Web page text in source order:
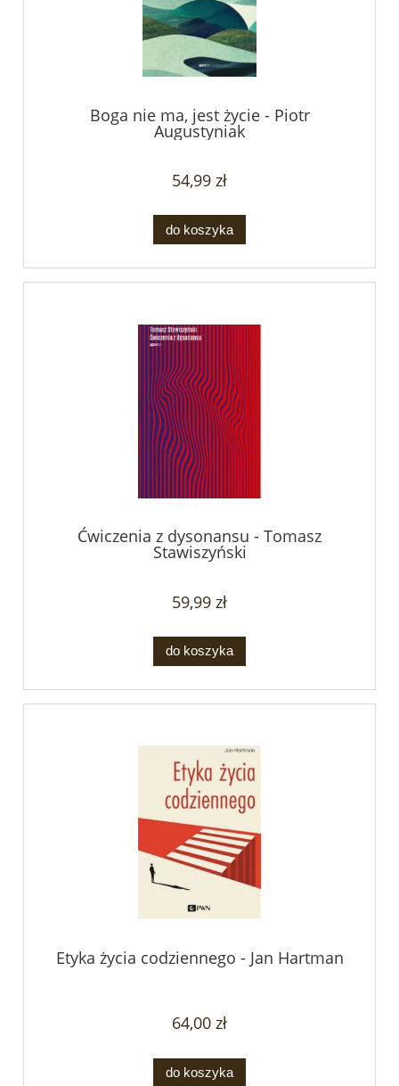
Boga nie ma, jest życie - Piotr
Augustyniak
54,99 zł
do koszyka
Ćwiczenia z dysonansu - Tomasz
Stawiszyński
59,99 zł
do koszyka
Etyka życia codziennego - Jan Hartman
64,00 zł
do koszyka